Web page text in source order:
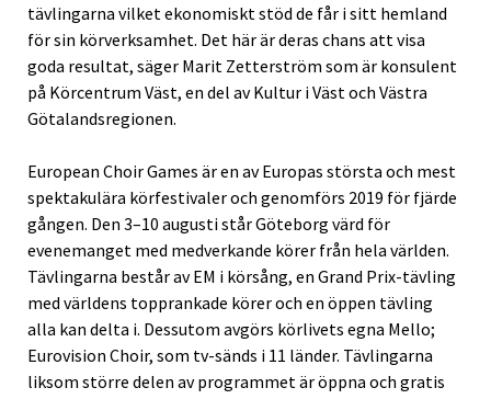
tävlingarna vilket ekonomiskt stöd de får i sitt hemland
för sin körverksamhet. Det här är deras chans att visa
goda resultat, säger Marit Zetterström som är konsulent
på Körcentrum Väst, en del av Kultur i Väst och Västra
Götalandsregionen.
European Choir Games är en av Europas största och mest
spektakulära körfestivaler och genomförs 2019 för fjärde
gången. Den 3–10 augusti står Göteborg värd för
evenemanget med medverkande körer från hela världen.
Tävlingarna består av EM i körsång, en Grand Prix-tävling
med världens topprankade körer och en öppen tävling
alla kan delta i. Dessutom avgörs körlivets egna Mello;
Eurovision Choir, som tv-sänds i 11 länder. Tävlingarna
liksom större delen av programmet är öppna och gratis